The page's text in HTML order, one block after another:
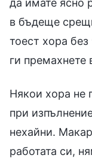
в бъдеще
тоест хора
ги
Някои хора не
при
нехайни.
работата си,